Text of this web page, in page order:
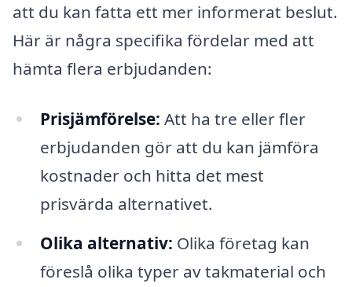
att du kan fatta ett mer informerat beslut.
Här är några specifika fördelar med att
hämta flera erbjudanden:
Prisjämförelse: Att ha tre eller fler
erbjudanden gör att du kan jämföra
kostnader och hitta det mest
prisvärda alternativet.
Olika alternativ: Olika företag kan
föreslå olika typer av takmaterial och